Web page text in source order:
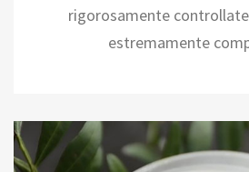
rigorosamente
estremamente